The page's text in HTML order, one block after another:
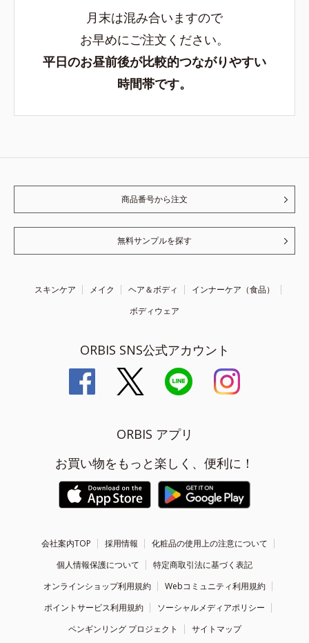
月末は混み合いますので
お早めにご注文ください。
平日のお昼前後が比較的つながりやすい
時間帯です。
商品番号から注文
無料サンプルを探す
スキンケア メイク ヘア＆ボディ
インナーケア（食品）
ボディウェア
ORBIS SNS公式アカウント
ORBIS アプリ
お買い物をもっと楽しく、便利に！
会社案内TOP 採用情報
化粧品の使用上の注意について
個人情報保護について
特定商取引法に基づく表記
オンラインショップ利用規約
Webコミュニティ利用規約
ポイントサービス利用規約
ソーシャルメディアポリシー
ペンギンリング プロジェクト
サイトマップ